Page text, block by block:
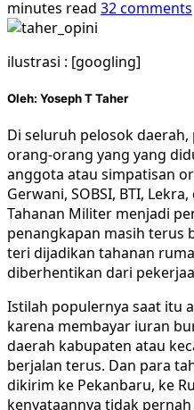
minutes read 32 comments
ilustrasi : [googling]
Oleh: Yoseph T Taher
Di seluruh pelosok
orang-orang yang yang
anggota atau simpatisan
Gerwani, SOBSI, BTI,
Tahanan Militer menjadi
penangkapan masih terus
teri dijadikan tahanan
diberhentikan dari
Istilah populernya saat itu
karena membayar iuran
daerah kabupaten atau
berjalan terus. Dan para
dikirim ke Pekanbaru, ke
kenyataannya tidak